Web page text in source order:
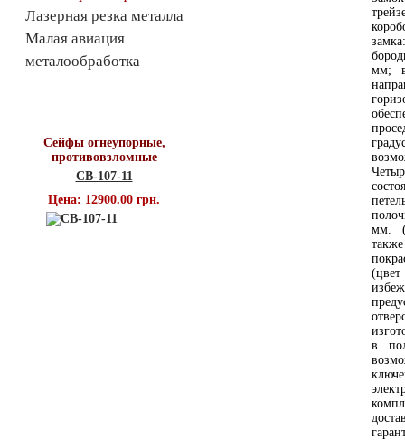
мм;
мм.
в
Лазерная резка металла
Малая авиация
металообработка
Сейфы огнеупорные,
противовзломные
СВ-107-11
Цена: 12900.00 грн.